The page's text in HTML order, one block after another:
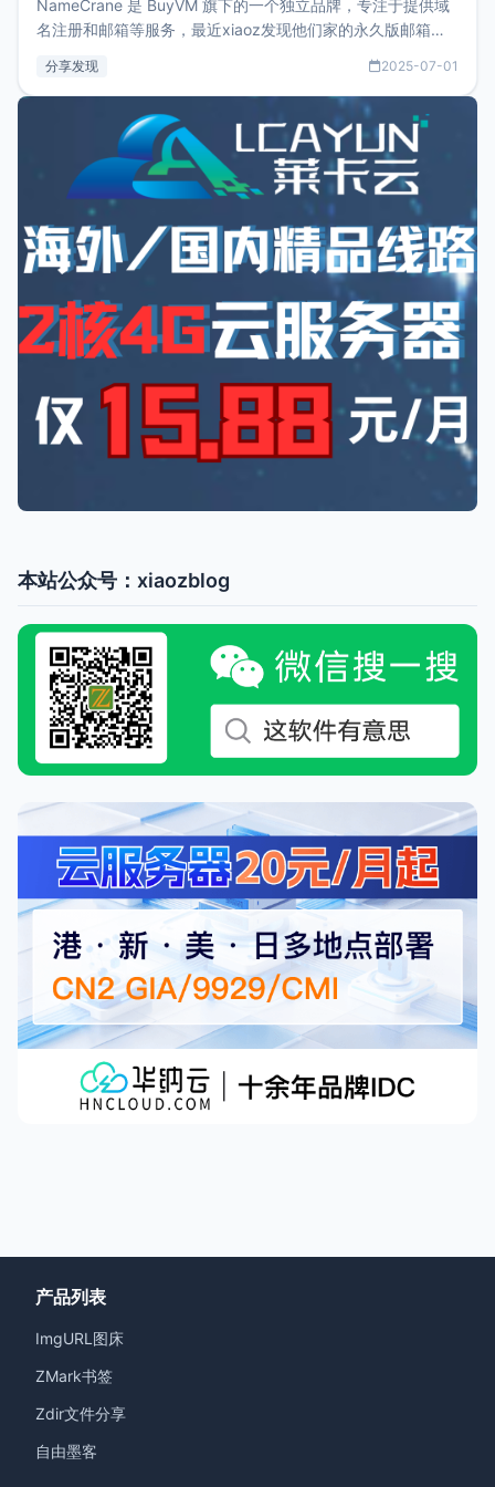
NameCrane 是 BuyVM 旗下的一个独立品牌，专注于提供域
名注册和邮箱等服务，最近xiaoz发现他们家的永久版邮箱服
又实惠的域名邮箱，不妨尝试一下 NameCrane。注册
NameCraneNameCrane不支持直接注册，必须要购买
分享发现 2025-07-01
本站公众号：xiaozblog
产品列表
ImgURL图床
ZMark书签
Zdir文件分享
自由墨客